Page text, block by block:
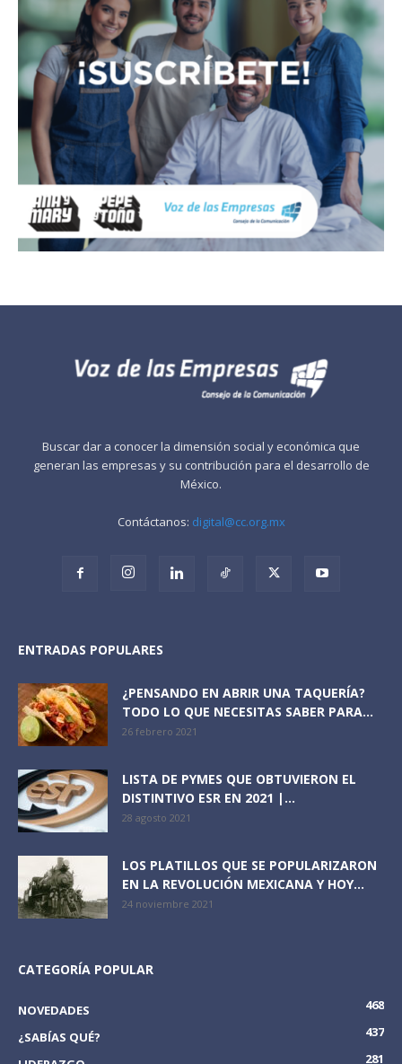
Buscar dar a conocer la dimensión social y económica que
generan las empresas y su contribución para el desarrollo de
México.
Contáctanos: digital@cc.org.mx
ENTRADAS POPULARES
¿PENSANDO EN ABRIR UNA TAQUERÍA?
TODO LO QUE NECESITAS SABER PARA...
26 febrero 2021
LISTA DE PYMES QUE OBTUVIERON EL
DISTINTIVO ESR EN 2021 |...
28 agosto 2021
LOS PLATILLOS QUE SE POPULARIZARON
EN LA REVOLUCIÓN MEXICANA Y HOY...
24 noviembre 2021
CATEGORÍA POPULAR
NOVEDADES
468
¿SABÍAS QUÉ?
437
281